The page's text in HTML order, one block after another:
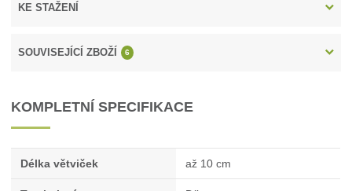
KE STAŽENÍ
SOUVISEJÍCÍ ZBOŽÍ 6
KOMPLETNÍ SPECIFIKACE
Délka větviček až 10 cm